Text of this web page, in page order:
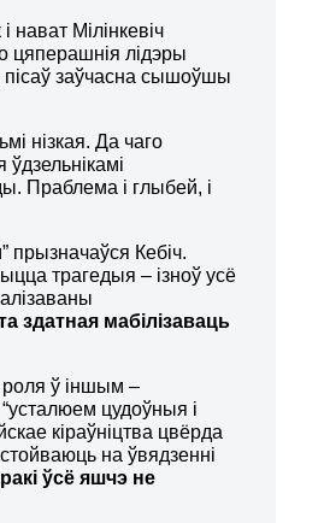
нават Мілінкевіч
цяперашнія лідэры
пісаў заўчасна сышоўшы
нізкая. Да чаго
Праблема і глыбей, і
прызначаўся Кебіч.
трагедыя – ізноў усё
здатная мабілізаваць
роля ў іншым –
цудоўныя і
кіраўніцтва цвёрда
на ўвядзенні
ўсё яшчэ не